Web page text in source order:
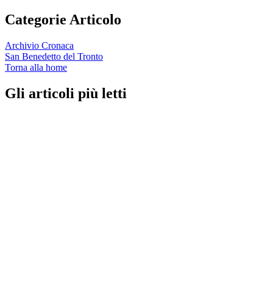
Categorie Articolo
Archivio Cronaca
San Benedetto del Tronto
Torna alla home
Gli articoli più letti